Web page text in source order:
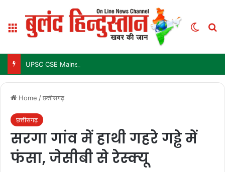
Menu
Home /छत्तीसगढ़
छत्तीसगढ़
सरगा गांव में हाथी गहरे गड्ढे में
फंसा, जेसीबी से रेस्क्यू